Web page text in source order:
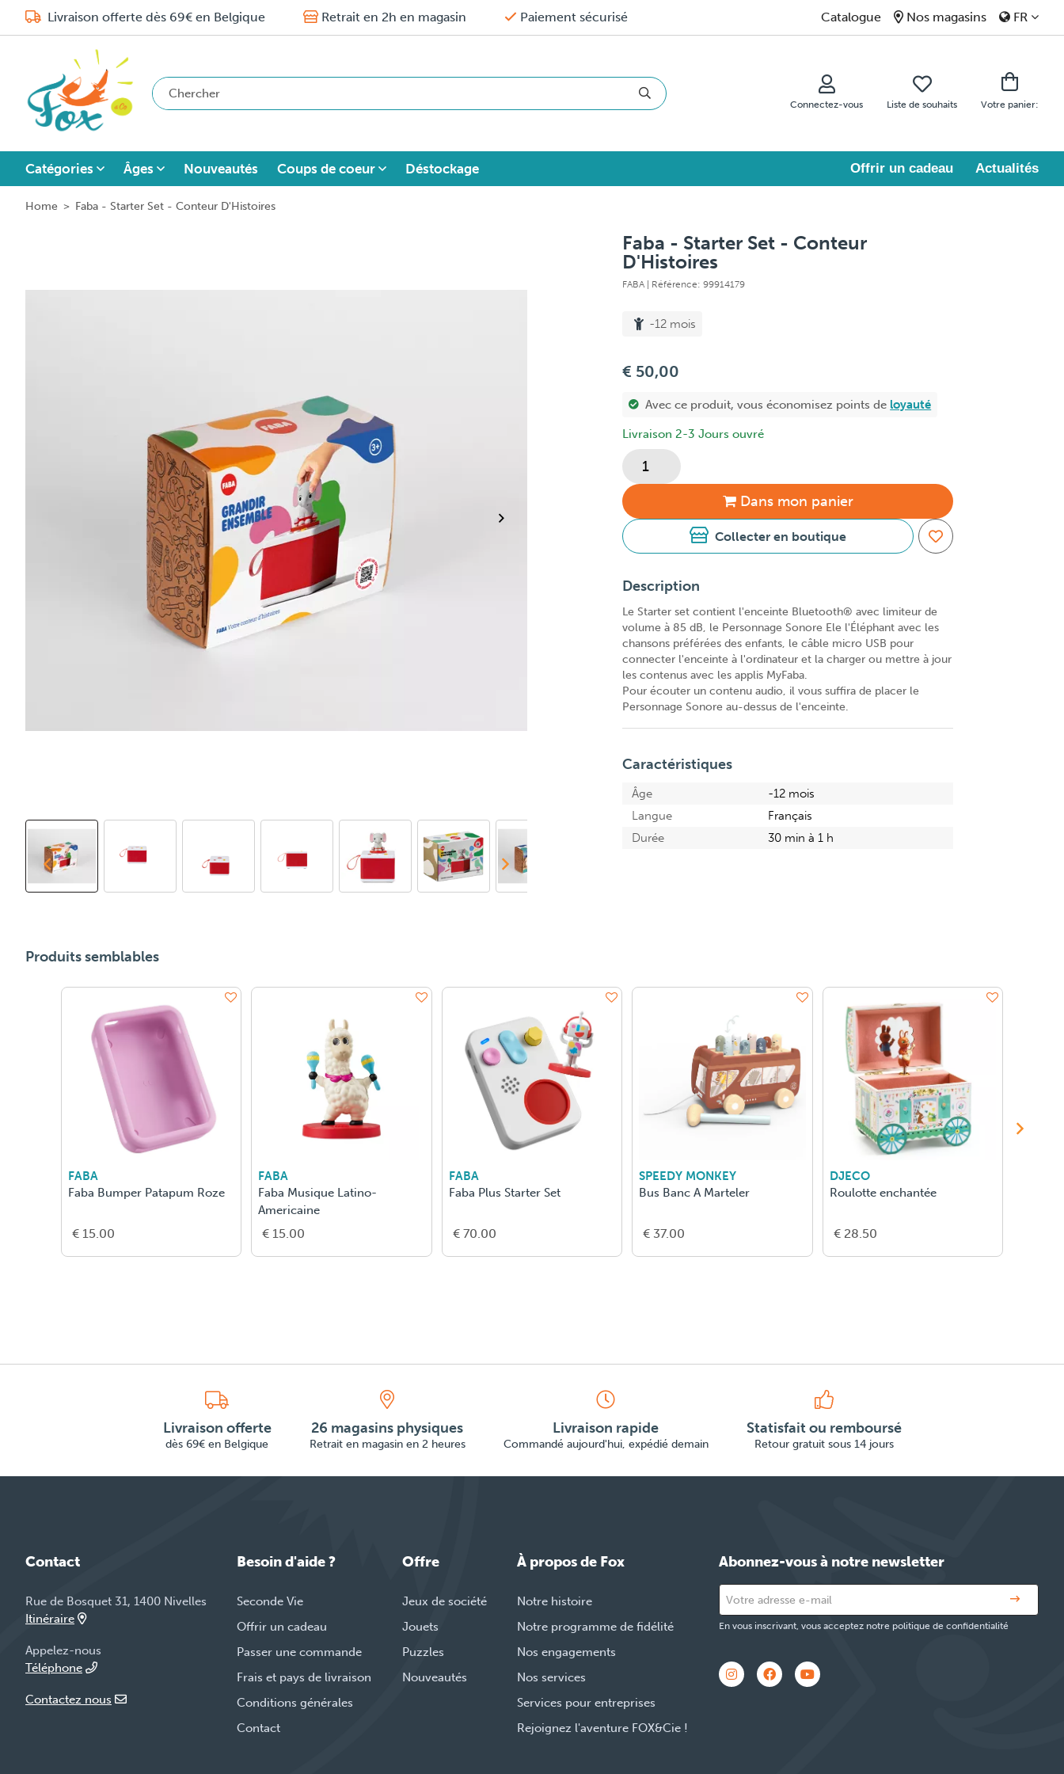
Livraison offerte dès 69€ en Belgique Retrait en 2h en magasin Paiement sécurisé Catalogue Nos magasins FR
Connectez-vous Liste de souhaits Votre panier:
Catégories Âges Nouveautés Coups de coeur Déstockage Offrir un cadeau Actualités
Home > Faba - Starter Set - Conteur D'Histoires
Faba - Starter Set - Conteur
D'Histoires
FABA | Référence: 99914179
-12 mois
€ 50,00
Avec ce produit, vous économisez points de loyauté
Livraison 2-3 Jours ouvré
Dans mon panier
Collecter en boutique
Description
Le Starter set contient l'enceinte Bluetooth® avec limiteur de
volume à 85 dB, le Personnage Sonore Ele l'Éléphant avec les
chansons préférées des enfants, le câble micro USB pour
connecter l'enceinte à l'ordinateur et la charger ou mettre à jour
les contenus avec les applis MyFaba.
Pour écouter un contenu audio, il vous suffira de placer le
Personnage Sonore au-dessus de l'enceinte.
Caractéristiques
Âge
-12 mois
Langue
Français
Durée
30 min à 1 h
Produits semblables
FABA
Faba Bumper Patapum Roze
€ 15.00
FABA
Faba Musique Latino-
Americaine
€ 15.00
FABA
Faba Plus Starter Set
€ 70.00
SPEEDY MONKEY
Bus Banc A Marteler
€ 37.00
DJECO
Roulotte enchantée
€ 28.50
Livraison offerte
dès 69€ en Belgique
26 magasins physiques
Retrait en magasin en 2 heures
Livraison rapide
Commandé aujourd'hui, expédié demain
Statisfait ou remboursé
Retour gratuit sous 14 jours
Contact
Rue de Bosquet 31, 1400 Nivelles
Itinéraire
Appelez-nous
Téléphone
Contactez nous
Besoin d'aide ?
Seconde Vie
Offrir un cadeau
Passer une commande
Frais et pays de livraison
Conditions générales
Contact
Offre
Jeux de société
Jouets
Puzzles
Nouveautés
À propos de Fox
Notre histoire
Notre programme de fidélité
Nos engagements
Nos services
Services pour entreprises
Rejoignez l'aventure FOX&Cie !
Abonnez-vous à notre newsletter
En vous inscrivant, vous acceptez notre politique de confidentialité